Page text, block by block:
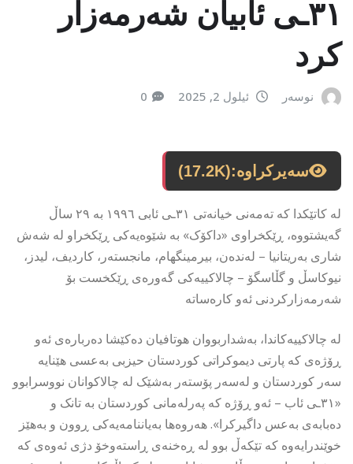
٣١ـی ئابیان شەرمەزار
کرد
نوسەر ئیلول 2, 2025 0
سەیرکراوە:(17.2K)
لە کاتێکدا کە تەمەنی خیانەتی ٣١ـی ئابی ١٩٩٦ بە ٢٩ ساڵ
گەیشتووە، ڕێکخراوی «داکۆک» بە شێوەیەکی ڕێکخراو لە شەش
شاری بەریتانیا – لەندەن، بیرمینگهام، مانجستەر، کاردیف، لیدز،
نیوکاسڵ و گڵاسگۆ – چالاکییەکی گەورەی ڕێکخست بۆ
شەرمەزارکردنى ئەو کارەساتە
لە چالاکییەکاندا، بەشداربووان هوتافیان دەکێشا دەربارەى ئەو
ڕۆژەى کە پارتى دیموکراتى کوردستان حیزبى بەعسى هێنایە
سەر کوردستان و لەسەر پۆستەر بەشێک لە چالاکوانان نووسرابوو
«٣١ـی ئاب – ئەو ڕۆژە کە پەرلەمانی کوردستان بە تانک و
دەبابەی بەعس داگیرکرا». هەروەها بەیاننامەیەکی ڕوون و بەهێز
خوێندرایەوە کە تێکەڵ بوو لە ڕەخنەی ڕاستەوخۆ دژی ئەوەی کە